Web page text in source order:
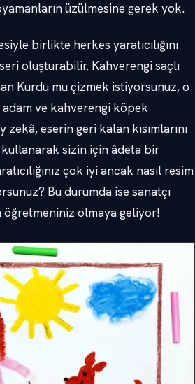
üzülmesine gerek yok.
birlikte herkes yaratıcılığını
oluşturabilir. Kahverengi saçlı
Kurdu mu çizmek istiyorsunuz, o
ve kahverengi köpek
eserin geri kalan kısımlarını
sizin için âdeta bir
çok iyi ancak nasıl resim
Bu durumda ise sanatçı
olmaya geliyor!